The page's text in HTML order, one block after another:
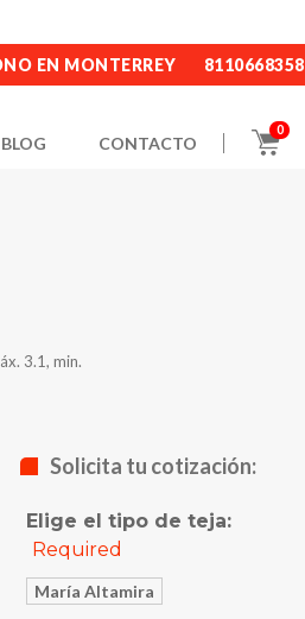
EN MONTERREY 8110668358
BLOG CONTACTO
0
3.1, min.
Solicita tu cotización:
Elige el tipo de teja:
Required
María Altamira